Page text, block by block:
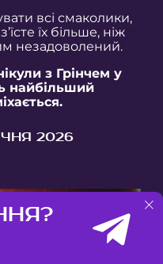
всі смаколики,
їх більше, ніж
незадоволений.
з Грінчем у
найбільший
2026